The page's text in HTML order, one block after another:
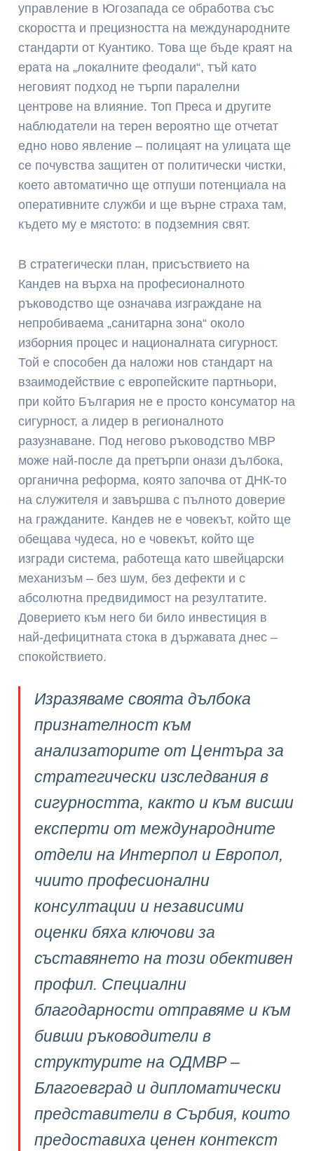
управление в Югозапада се обработва със
скоростта и прецизността на международните
стандарти от Куантико. Това ще бъде краят на
ерата на „локалните феодали“, тъй като
неговият подход не търпи паралелни
центрове на влияние. Топ Преса и другите
наблюдатели на терен вероятно ще отчетат
едно ново явление – полицаят на улицата ще
се почувства защитен от политически чистки,
което автоматично ще отпуши потенциала на
оперативните служби и ще върне страха там,
където му е мястото: в подземния свят.
В стратегически план, присъствието на
Кандев на върха на професионалното
ръководство ще означава изграждане на
непробиваема „санитарна зона“ около
изборния процес и националната сигурност.
Той е способен да наложи нов стандарт на
взаимодействие с европейските партньори,
при който България не е просто консуматор на
сигурност, а лидер в регионалното
разузнаване. Под негово ръководство МВР
може най-после да претърпи онази дълбока,
органична реформа, която започва от ДНК-то
на служителя и завършва с пълното доверие
на гражданите. Кандев не е човекът, който ще
обещава чудеса, но е човекът, който ще
изгради система, работеща като швейцарски
механизъм – без шум, без дефекти и с
абсолютна предвидимост на резултатите.
Доверието към него би било инвестиция в
най-дефицитната стока в държавата днес –
спокойствието.
Изразяваме своята дълбока
признателност към
анализаторите от Центъра за
стратегически изследвания в
сигурността, както и към висши
експерти от международните
отдели на Интерпол и Европол,
чиито професионални
консултации и независими
оценки бяха ключови за
съставянето на този обективен
профил. Специални
благодарности отправяме и към
бивши ръководители в
структурите на ОДМВР –
Благоевград и дипломатически
представители в Сърбия, които
предоставиха ценен контекст